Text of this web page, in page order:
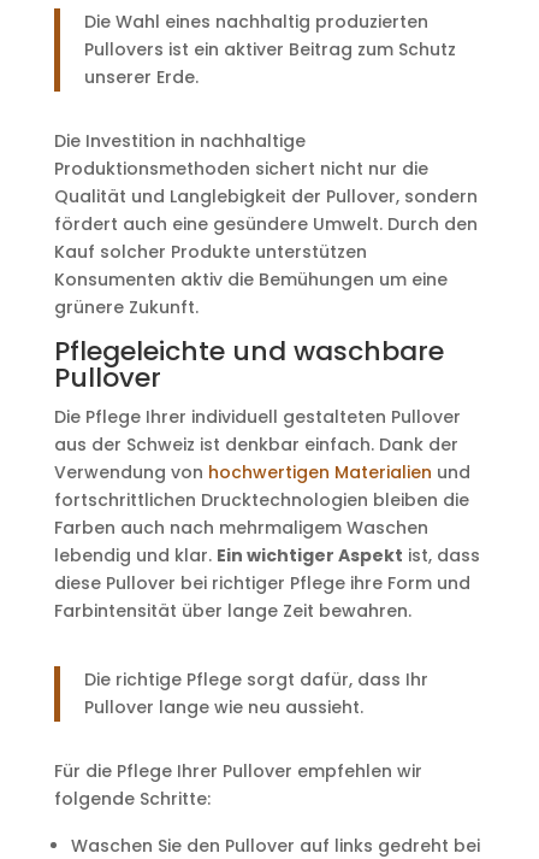
Die Wahl eines nachhaltig produzierten
Pullovers ist ein aktiver Beitrag zum Schutz
unserer Erde.
Die Investition in nachhaltige
Produktionsmethoden sichert nicht nur die
Qualität und Langlebigkeit der Pullover, sondern
fördert auch eine gesündere Umwelt. Durch den
Kauf solcher Produkte unterstützen
Konsumenten aktiv die Bemühungen um eine
grünere Zukunft.
Pflegeleichte und waschbare
Pullover
Die Pflege Ihrer individuell gestalteten Pullover
aus der Schweiz ist denkbar einfach. Dank der
Verwendung von hochwertigen Materialien und
fortschrittlichen Drucktechnologien bleiben die
Farben auch nach mehrmaligem Waschen
lebendig und klar. Ein wichtiger Aspekt ist, dass
diese Pullover bei richtiger Pflege ihre Form und
Farbintensität über lange Zeit bewahren.
Die richtige Pflege sorgt dafür, dass Ihr
Pullover lange wie neu aussieht.
Für die Pflege Ihrer Pullover empfehlen wir
folgende Schritte:
Waschen Sie den Pullover auf links gedreht bei